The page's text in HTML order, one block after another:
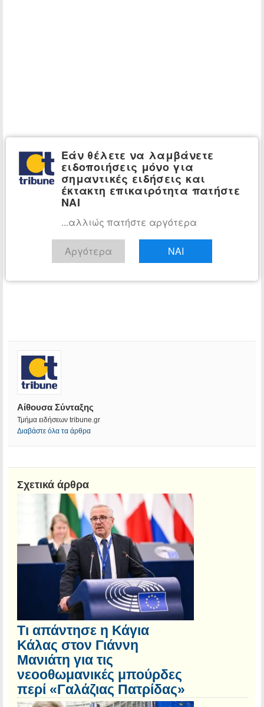
Αίθουσα Σύνταξης
Τμήμα ειδήσεων tribune.gr
Διαβάστε όλα τα άρθρα
Σχετικά άρθρα
Τι απάντησε η Κάγια
Κάλας στον Γιάννη
Μανιάτη για τις
νεοοθωμανικές μπούρδες
περί «Γαλάζιας Πατρίδας»
Εάν θέλετε να λαμβάνετε
ειδοποιήσεις μόνο για
σημαντικές ειδήσεις και
έκτακτη επικαιρότητα πατήστε
ΝΑΙ
...αλλιώς πατήστε αργότερα
Αργότερα ΝΑΙ